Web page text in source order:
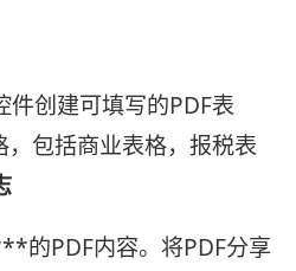
件创建可填写的PDF表
，包括商业表格，报税表
的PDF内容。将PDF分享